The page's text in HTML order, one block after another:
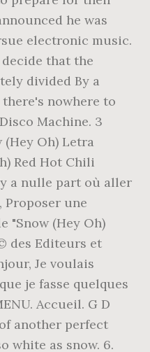
he was
electronic music.
that the
divided By a
nowhere to
Machine. 3
(Hey Oh) Letra
Red Hot Chili
a nulle part où aller
Proposer une
"Snow (Hey Oh)
des Editeurs et
Je voulais
je fasse quelques
Accueil. G D
another perfect
white as snow. 6.